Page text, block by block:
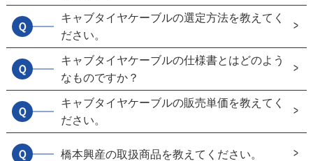
Ｑ
キャブタイヤケーブルの選定方法を教えてく
ださい。
Ｑ
キャブタイヤケーブルの仕様書とはどのよう
なものですか？
Ｑ
キャブタイヤケーブルの販売単価を教えてく
ださい。
Ｑ 橋本興産の取扱商品を教えてください。